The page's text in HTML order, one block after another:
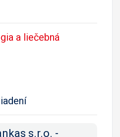
a liečebná
s.r.o. -